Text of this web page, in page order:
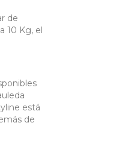
de
10 Kg, el
está
de